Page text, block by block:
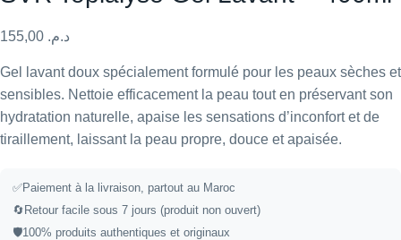
د.م.
Gel lavant doux spécialement formulé pour les peaux sèches et
sensibles. Nettoie efficacement la peau tout en préservant son
hydratation naturelle, apaise les sensations d’inconfort et de
tiraillement, laissant la peau propre, douce et apaisée.
✅Paiement à la livraison, partout au Maroc
🔄Retour facile sous 7 jours (produit non ouvert)
🛡️100% produits authentiques et originaux